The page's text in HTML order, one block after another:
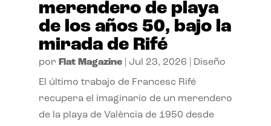
merendero de playa
de los años 50, bajo la
mirada de Rifé
por Flat Magazine| Jul 23, 2026 Diseño
El último trabajo de Francesc Rifé
recupera el imaginario de un merendero
de la playa de València de 1950 desde